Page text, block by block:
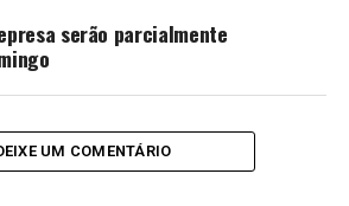
serão parcialmente
UM COMENTÁRIO